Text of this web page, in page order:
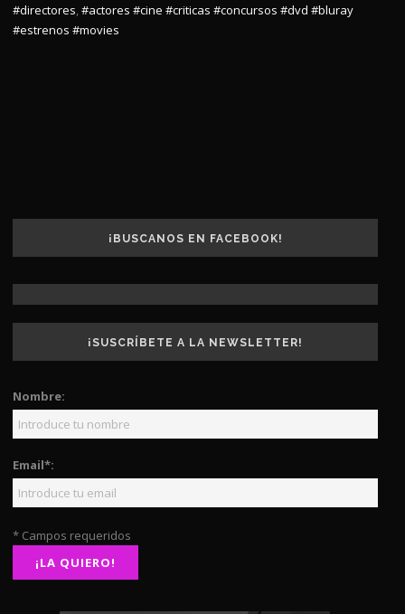
#directores,#actores #cine #criticas #concursos #dvd #bluray
#estrenos #movies
¡BUSCANOS EN FACEBOOK!
¡SUSCRÍBETE A LA NEWSLETTER!
Nombre:
Email*:
* Campos requeridos